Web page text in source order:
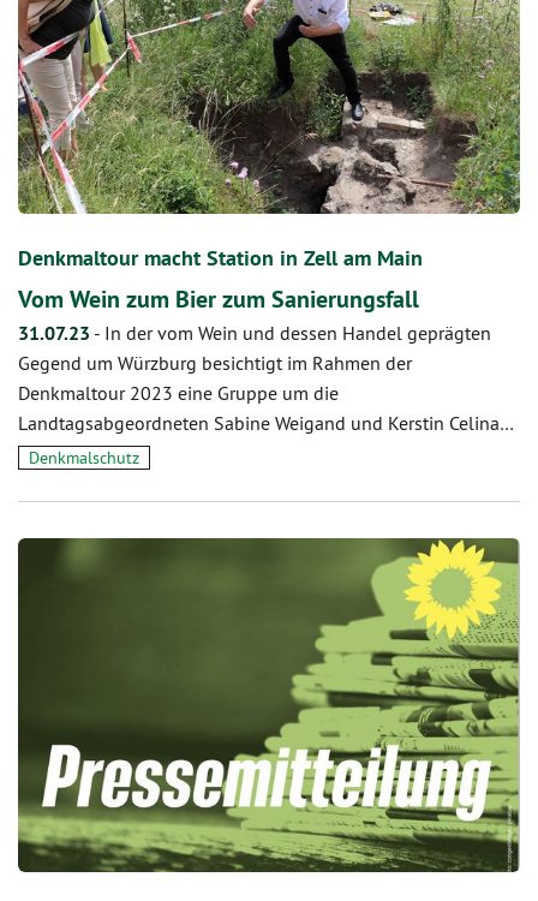
Denkmaltour macht Station in Zell am Main
Vom Wein zum Bier zum Sanierungsfall
31.07.23 - In der vom Wein und dessen Handel geprägten
Gegend um Würzburg besichtigt im Rahmen der
Denkmaltour 2023 eine Gruppe um die
Landtagsabgeordneten Sabine Weigand und Kerstin Celina…
Denkmalschutz